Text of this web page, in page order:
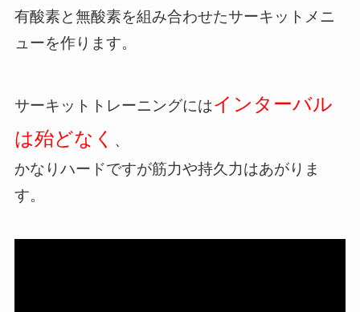
有酸素と無酸素を組み合わせたサーキットメニ
ューを作ります。
サーキットトレーニングにはインターバル
は殆どなく 、
かなりハードですが筋力や持久力はあがりま
す。